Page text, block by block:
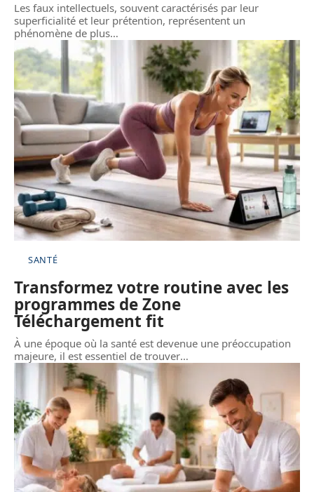
Les faux intellectuels, souvent caractérisés par leur
superficialité et leur prétention, représentent un
phénomène de plus…
SANTÉ
Transformez votre routine avec les
programmes de Zone
Téléchargement fit
À une époque où la santé est devenue une préoccupation
majeure, il est essentiel de trouver…